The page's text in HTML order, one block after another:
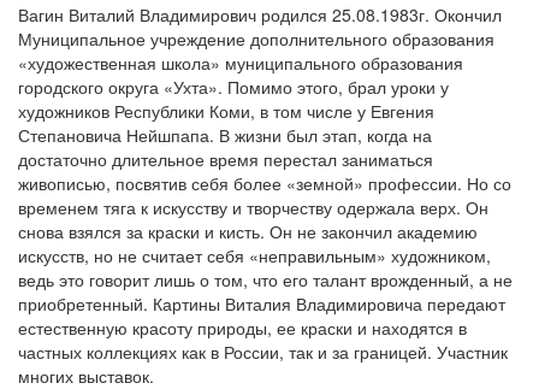
Вагин Виталий Владимирович родился 25.08.1983г. Окончил
Муниципальное учреждение дополнительного образования
«художественная школа» муниципального образования
городского округа «Ухта». Помимо этого, брал уроки у
художников Республики Коми, в том числе у Евгения
Степановича Нейшпапа. В жизни был этап, когда на
достаточно длительное время перестал заниматься
живописью, посвятив себя более «земной» профессии. Но со
временем тяга к искусству и творчеству одержала верх. Он
снова взялся за краски и кисть. Он не закончил академию
искусств, но не считает себя «неправильным» художником,
ведь это говорит лишь о том, что его талант врожденный, а не
приобретенный. Картины Виталия Владимировича передают
естественную красоту природы, ее краски и находятся в
частных коллекциях как в России, так и за границей. Участник
многих выставок.